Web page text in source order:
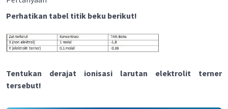
Perhatikan tabel titik beku berikut!
Tentukan derajat ionisasi larutan elektrolit terner
tersebut!